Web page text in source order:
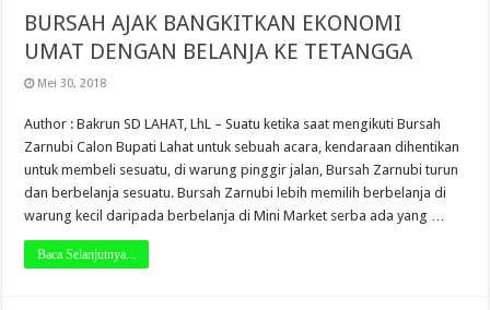
BURSAH AJAK BANGKITKAN EKONOMI
UMAT DENGAN BELANJA KE TETANGGA
Mei 30, 2018
Author : Bakrun SD LAHAT, LhL – Suatu ketika saat mengikuti Bursah
Zarnubi Calon Bupati Lahat untuk sebuah acara, kendaraan dihentikan
untuk membeli sesuatu, di warung pinggir jalan, Bursah Zarnubi turun
dan berbelanja sesuatu. Bursah Zarnubi lebih memilih berbelanja di
warung kecil daripada berbelanja di Mini Market serba ada yang …
Baca Selanjutnya...